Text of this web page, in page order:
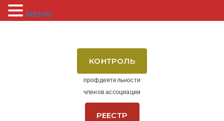
КОНТРОЛЬ
профдеятельности
членов ассоциации
РЕЕСТР
меню